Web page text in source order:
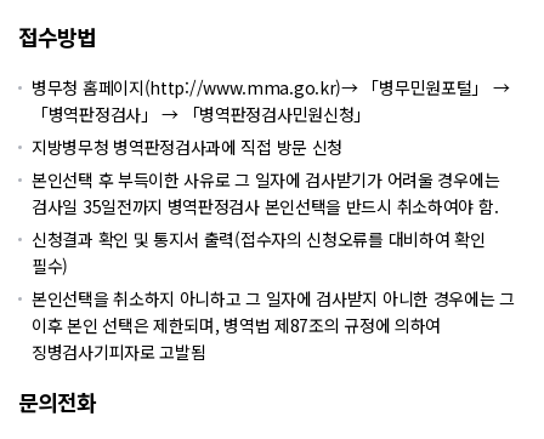
접수방법
병무청 홈페이지(http://www.mma.go.kr)→ 「병무민원포털」 →
「병역판정검사」 → 「병역판정검사민원신청」
지방병무청 병역판정검사과에 직접 방문 신청
본인선택 후 부득이한 사유로 그 일자에 검사받기가 어려울 경우에는
검사일 35일전까지 병역판정검사 본인선택을 반드시 취소하여야 함.
신청결과 확인 및 통지서 출력(접수자의 신청오류를 대비하여 확인
필수)
본인선택을 취소하지 아니하고 그 일자에 검사받지 아니한 경우에는 그
이후 본인 선택은 제한되며, 병역법 제87조의 규정에 의하여
징병검사기피자로 고발됨
문의전화